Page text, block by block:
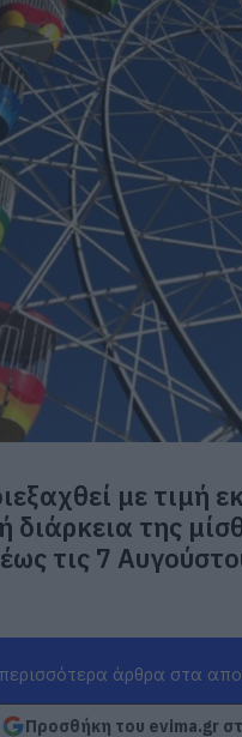
με τιμή
διάρκεια της
τις 7
άρθρα στα
Προσθήκη του evima.gr